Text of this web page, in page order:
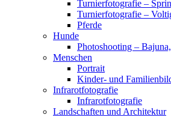
Turnierfotografie –
Turnierfotografie –
Pferde
Hunde
Photoshooting –
Menschen
Portrait
Kinder- und
Infrarotfotografie
Infrarotfotografie
Landschaften und Architektur